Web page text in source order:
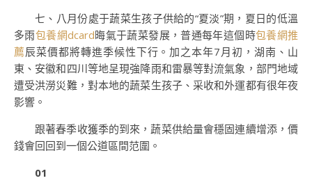
七、八月份處于蔬菜生孩子供給的“夏淡”期，夏日的低溫
多雨包養網dcard晦氣于蔬菜發展，普通每年這個時包養網推
薦辰菜價都將轉進季候性下行。加之本年7月初，湖南、山
東、安徽和四川等地呈現強降雨和雷暴等對流氣象，部門地域
遭受洪澇災難，對本地的蔬菜生孩子、采收和外運都有很年夜
影響。
跟著春季收獲季的到來，蔬菜供給量會穩固連續增添，價
錢會回回到一個公道區間范圍。
01